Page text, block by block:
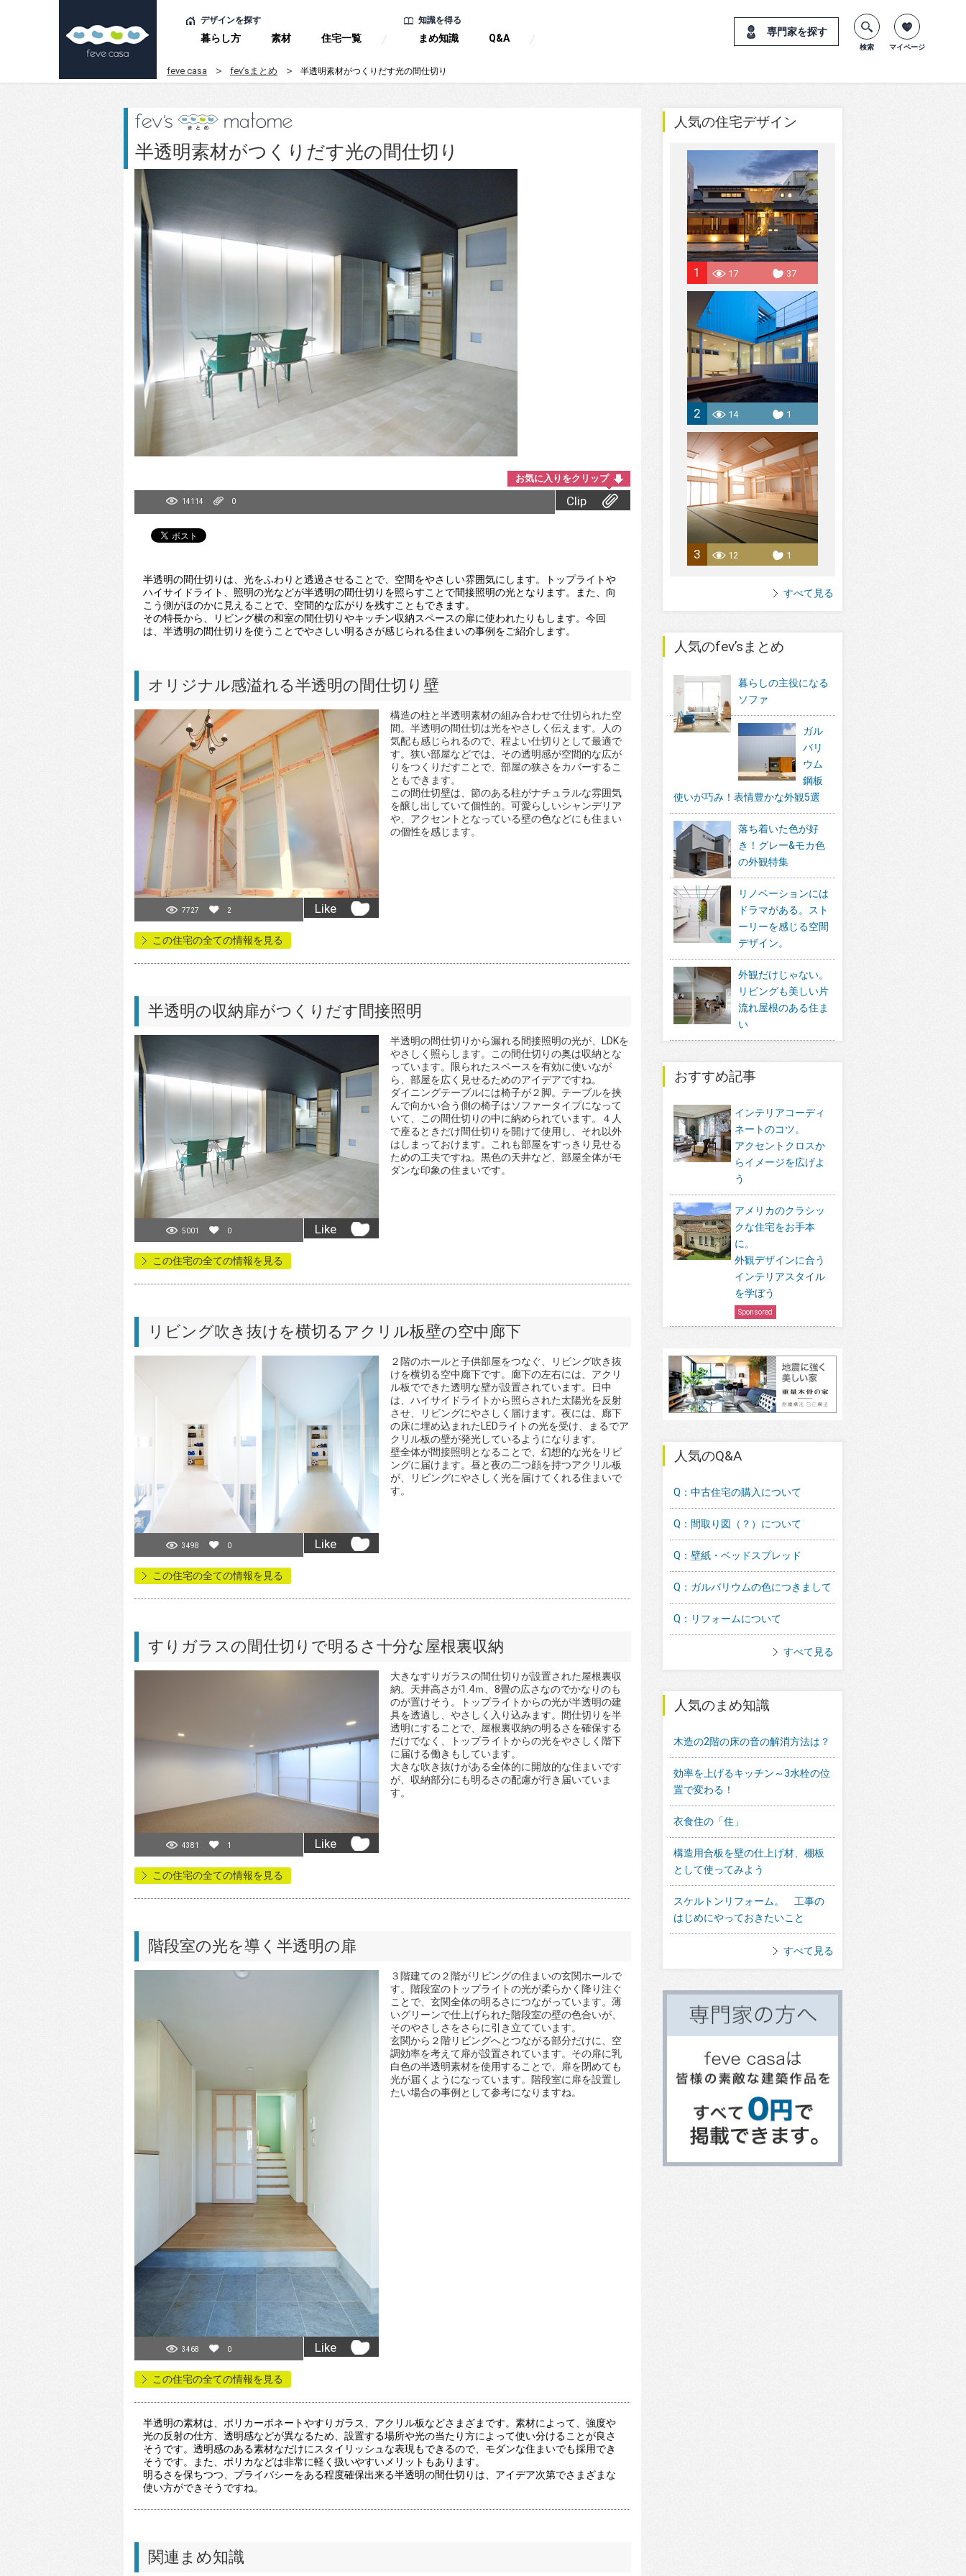
デザインを探す
暮らし方 素材 住宅一覧
知識を得る
まめ知識 Q&A
専門家を探す
検索 マイページ
feve casa fev’sまとめ 半透明素材がつくりだす光の間仕切り
半透明素材がつくりだす光の間仕切り
お気に入りをクリップ
14114 0 Clip
半透明の間仕切りは、光をふわりと透過させることで、空間をやさしい雰囲気にします。トップライトや
ハイサイドライト、照明の光などが半透明の間仕切りを照らすことで間接照明の光となります。また、向
こう側がほのかに見えることで、空間的な広がりを残すこともできます。
その特長から、リビング横の和室の間仕切りやキッチン収納スペースの扉に使われたりもします。今回
は、半透明の間仕切りを使うことでやさしい明るさが感じられる住まいの事例をご紹介します。
オリジナル感溢れる半透明の間仕切り壁
7727 2 Like
この住宅の全ての情報を見る
構造の柱と半透明素材の組み合わせで仕切られた空
間。半透明の間仕切は光をやさしく伝えます。人の
気配も感じられるので、程よい仕切りとして最適で
す。狭い部屋などでは、その透明感が空間的な広が
りをつくりだすことで、部屋の狭さをカバーするこ
ともできます。
この間仕切壁は、節のある柱がナチュラルな雰囲気
を醸し出していて個性的。可愛らしいシャンデリア
や、アクセントとなっている壁の色などにも住まい
の個性を感じます。
半透明の収納扉がつくりだす間接照明
5001 0 Like
この住宅の全ての情報を見る
半透明の間仕切りから漏れる間接照明の光が、LDKを
やさしく照らします。この間仕切りの奥は収納とな
っています。限られたスペースを有効に使いなが
ら、部屋を広く見せるためのアイデアですね。
ダイニングテーブルには椅子が２脚。テーブルを挟
んで向かい合う側の椅子はソファータイプになって
いて、この間仕切りの中に納められています。４人
で座るときだけ間仕切りを開けて使用し、それ以外
はしまっておけます。これも部屋をすっきり見せる
ための工夫ですね。黒色の天井など、部屋全体がモ
ダンな印象の住まいです。
リビング吹き抜けを横切るアクリル板壁の空中廊下
3498 0 Like
この住宅の全ての情報を見る
２階のホールと子供部屋をつなぐ、リビング吹き抜
けを横切る空中廊下です。廊下の左右には、アクリ
ル板でできた透明な壁が設置されています。日中
は、ハイサイドライトから照らされた太陽光を反射
させ、リビングにやさしく届けます。夜には、廊下
の床に埋め込まれたLEDライトの光を受け、まるでア
クリル板の壁が発光しているようになります。
壁全体が間接照明となることで、幻想的な光をリビ
ングに届けます。昼と夜の二つ顔を持つアクリル板
が、リビングにやさしく光を届けてくれる住まいで
す。
すりガラスの間仕切りで明るさ十分な屋根裏収納
4381 1 Like
この住宅の全ての情報を見る
大きなすりガラスの間仕切りが設置された屋根裏収
納。天井高さが1.4ｍ、8畳の広さなのでかなりのも
のが置けそう。トップライトからの光が半透明の建
具を透過し、やさしく入り込みます。間仕切りを半
透明にすることで、屋根裏収納の明るさを確保する
だけでなく、トップライトからの光をやさしく階下
に届ける働きもしています。
大きな吹き抜けがある全体的に開放的な住まいです
が、収納部分にも明るさの配慮が行き届いていま
す。
階段室の光を導く半透明の扉
3468 0 Like
この住宅の全ての情報を見る
３階建ての２階がリビングの住まいの玄関ホールで
す。階段室のトップライトの光が柔らかく降り注ぐ
ことで、玄関全体の明るさにつながっています。薄
いグリーンで仕上げられた階段室の壁の色合いが、
そのやさしさをさらに引き立てています。
玄関から２階リビングへとつながる部分だけに、空
調効率を考えて扉が設置されています。その扉に乳
白色の半透明素材を使用することで、扉を閉めても
光が届くようになっています。階段室に扉を設置し
たい場合の事例として参考になりますね。
半透明の素材は、ポリカーボネートやすりガラス、アクリル板などさまざまです。素材によって、強度や
光の反射の仕方、透明感などが異なるため、設置する場所や光の当たり方によって使い分けることが良さ
そうです。透明感のある素材なだけにスタイリッシュな表現もできるので、モダンな住まいでも採用でき
そうです。また、ポリカなどは非常に軽く扱いやすいメリットもあります。
明るさを保ちつつ、プライバシーをある程度確保出来る半透明の間仕切りは、アイデア次第でさまざまな
使い方ができそうですね。
関連まめ知識
人気の住宅デザイン
1 17 37
2 14 1
3 12 1
すべて見る
人気のfev’sまとめ
暮らしの主役になる
ソファ
ガル
バリ
ウム
鋼板
使いが巧み！表情豊かな外観5選
落ち着いた色が好
き！グレー&モカ色
の外観特集
リノベーションには
ドラマがある。スト
ーリーを感じる空間
デザイン。
外観だけじゃない。
リビングも美しい片
流れ屋根のある住ま
い
おすすめ記事
インテリアコーディ
ネートのコツ。
アクセントクロスか
らイメージを広げよ
う
アメリカのクラシッ
クな住宅をお手本
に。
外観デザインに合う
インテリアスタイル
を学ぼう
Sponsored
人気のQ&A
Q：中古住宅の購入について
Q：間取り図（？）について
Q：壁紙・ベッドスプレッド
Q：ガルバリウムの色につきまして
Q：リフォームについて
すべて見る
人気のまめ知識
木造の2階の床の音の解消方法は？
効率を上げるキッチン～3水栓の位
置で変わる！
衣食住の「住」
構造用合板を壁の仕上げ材、棚板
として使ってみよう
スケルトンリフォーム。 工事の
はじめにやっておきたいこと
すべて見る